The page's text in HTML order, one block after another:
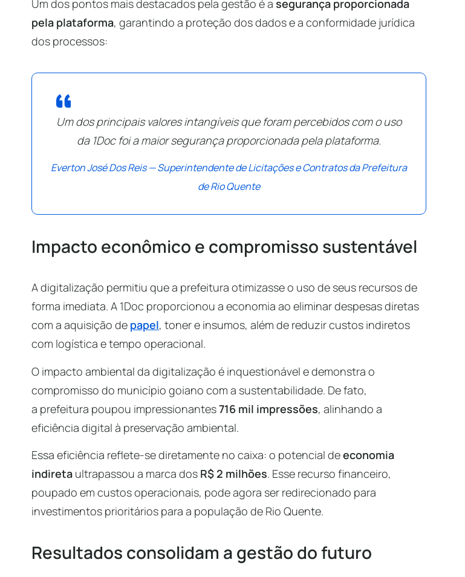
Um dos pontos mais destacados pela gestão é a segurança proporcionada
pela plataforma, garantindo a proteção dos dados e a conformidade jurídica
dos processos:
Um dos principais valores intangíveis que foram percebidos com o uso
da 1Doc foi a maior segurança proporcionada pela plataforma.
Everton José Dos Reis — Superintendente de Licitações e Contratosda Prefeitura
de Rio Quente
Impacto econômico e compromisso sustentável
A digitalização permitiu que a prefeitura otimizasse o uso de seus recursos de
forma imediata. A 1Doc proporcionou a economia ao eliminar despesas diretas
com a aquisição de papel, toner e insumos, além de reduzir custos indiretos
com logística e tempo operacional.
O impacto ambiental da digitalização é inquestionável e demonstra o
compromisso do município goiano com a sustentabilidade. De fato,
a prefeitura poupou impressionantes716 mil impressões, alinhando a
eficiência digital à preservação ambiental.
Essa eficiência reflete-se diretamente no caixa: o potencial deeconomia
indireta ultrapassou a marca dos R$ 2 milhões. Esse recurso financeiro,
poupado em custos operacionais, pode agora ser redirecionado para
investimentos prioritários para a população de Rio Quente.
Resultados consolidam a gestão do futuro